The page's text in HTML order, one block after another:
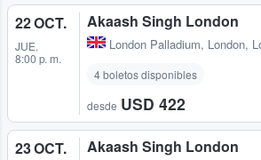
22 OCT.
JUE.
8:00 p. m.
Akaash Singh London
London Palladium, London,
4 boletos disponibles
desde USD 422
23 OCT. Akaash Singh London